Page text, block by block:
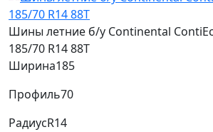
Шины летние б/у Continental
185/70 R14 88T
Ширина185
Профиль70
РадиусR14